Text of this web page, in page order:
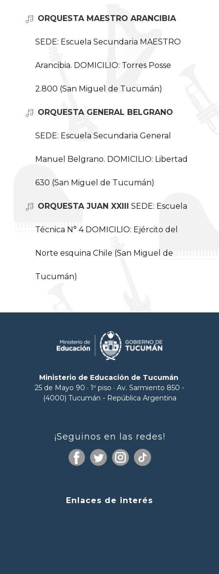
ORQUESTA MAESTRO ARANCIBIA
SEDE: Escuela Secundaria MAESTRO
Arancibia. DOMICILIO: Torres Posse
2.800 (San Miguel de Tucumán)
ORQUESTA GENERAL BELGRANO
SEDE: Escuela Secundaria General
Manuel Belgrano. DOMICILIO: Libertad
630 (San Miguel de Tucumán)
ORQUESTA JUAN XXIII SEDE: Escuela
Técnica N° 4 DOMICILIO: Ejército del
Norte esquina Chile (San Miguel de
Tucumán)
Ministerio de Educación de Tucumán
25 de Mayo 90 · 1º piso · Av. Sarmiento 850 -
(4000) Tucumán - República Argentina
¡Seguinos en las redes!
Enlaces de interés